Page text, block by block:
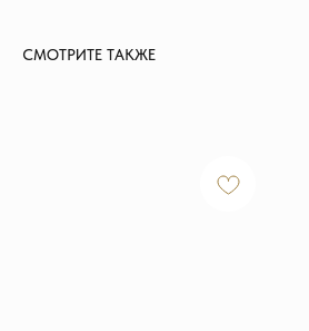
СМОТРИТЕ ТАКЖЕ
ИНФОРМАЦИЯ